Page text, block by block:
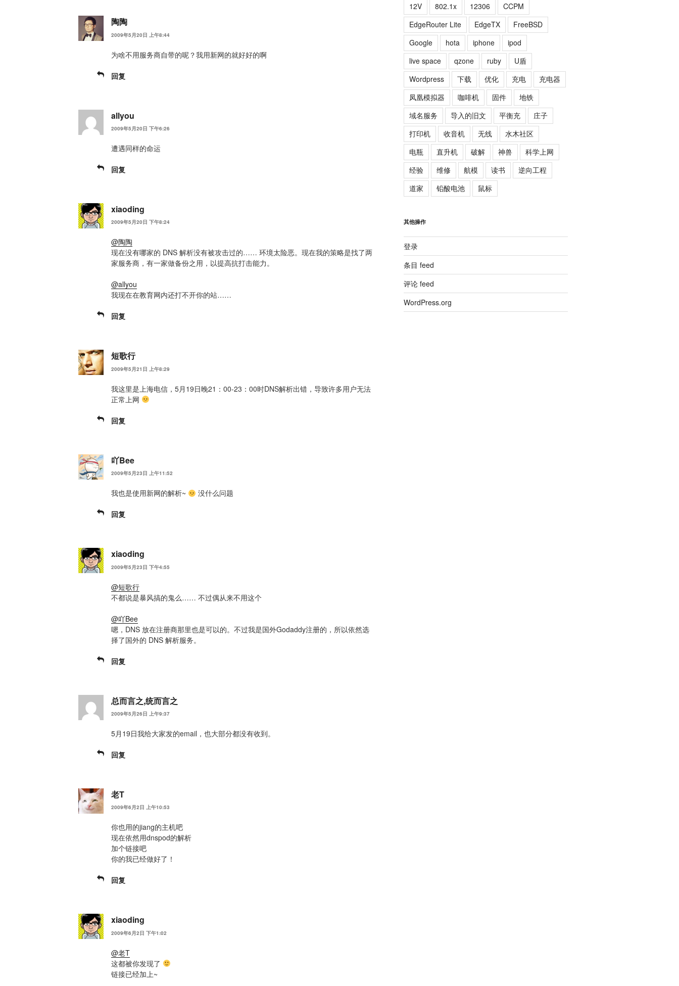
陶陶
2009年5月20日 上午8:44
为啥不用服务商自带的呢？我用新网的就好好的啊
回复
allyou
2009年5月20日 下午6:26
遭遇同样的命运
回复
xiaoding
2009年5月20日 下午8:24
@陶陶
现在没有哪家的 DNS 解析没有被攻击过的…… 环境太险恶。现在我的策略是找了两
家服务商，有一家做备份之用，以提高抗打击能力。
@allyou
我现在在教育网内还打不开你的站……
回复
短歌行
2009年5月21日 上午8:29
我这里是上海电信，5月19日晚21：00-23：00时DNS解析出错，导致许多用户无法
正常上网
回复
吖Bee
2009年5月23日 上午11:52
我也是使用新网的解析~ 没什么问题
回复
xiaoding
2009年5月23日 下午4:55
@短歌行
不都说是暴风搞的鬼么…… 不过偶从来不用这个
@吖Bee
嗯，DNS 放在注册商那里也是可以的。不过我是国外Godaddy注册的，所以依然选
择了国外的 DNS 解析服务。
回复
总而言之,统而言之
2009年5月26日 上午9:37
5月19日我给大家发的email，也大部分都没有收到。
回复
老T
2009年6月2日 上午10:53
你也用的jiang的主机吧
现在依然用dnspod的解析
加个链接吧
你的我已经做好了！
回复
xiaoding
2009年6月2日 下午1:02
@老T
这都被你发现了
链接已经加上~
12V 802.1x 12306
CCPM
EdgeRouter Lite
EdgeTX
FreeBSD
Google
hota iphone
ipod
live space
qzone ruby
U盾
Wordpress
下载 优化 充电
充电器
凤凰模拟器
咖啡机 固件
地铁
域名服务
导入的旧文 平衡充
庄子
打印机
收音机 无线
水木社区
电瓶
直升机 破解 神兽
科学上网
经验
维修 航模 读书
逆向工程
道家
铅酸电池 鼠标
其他操作
登录
条目 feed
评论 feed
WordPress.org